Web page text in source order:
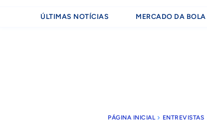
ÚLTIMAS NOTÍCIAS MERCADO DA BOLA
PÁGINA INICIAL ENTREVISTAS